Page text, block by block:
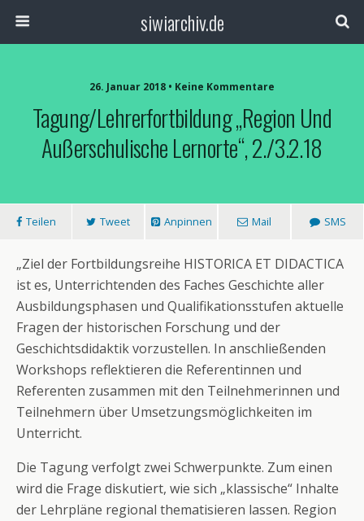
siwiarchiv.de
26. Januar 2018 • Keine Kommentare
Tagung/Lehrerfortbildung „Region Und
Außerschulische Lernorte“, 2./3.2.18
Teilen Tweet Anpinnen Mail SMS
„Ziel der Fortbildungsreihe HISTORICA ET DIDACTICA
ist es, Unterrichtenden des Faches Geschichte aller
Ausbildungsphasen und Qualifikationsstufen aktuelle
Fragen der historischen Forschung und der
Geschichtsdidaktik vorzustellen. In anschließenden
Workshops reflektieren die Referentinnen und
Referenten zusammen mit den Teilnehmerinnen und
Teilnehmern über Umsetzungsmöglichkeiten im
Unterricht.
Die Tagung verfolgt zwei Schwerpunkte. Zum einen
wird die Frage diskutiert, wie sich „klassische“ Inhalte
der Lehrpläne regional thematisieren lassen. Region